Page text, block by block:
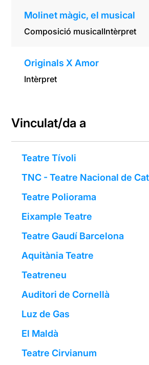
Molinet màgic, el musical
Composició musicalIntèrpret
Originals X Amor
Intèrpret
Vinculat/da a
Teatre Tívoli
TNC - Teatre Nacional de
Teatre Poliorama
Eixample Teatre
Teatre Gaudí Barcelona
Aquitània Teatre
Teatreneu
Auditori de Cornellà
Luz de Gas
El Maldà
Teatre Cirvianum